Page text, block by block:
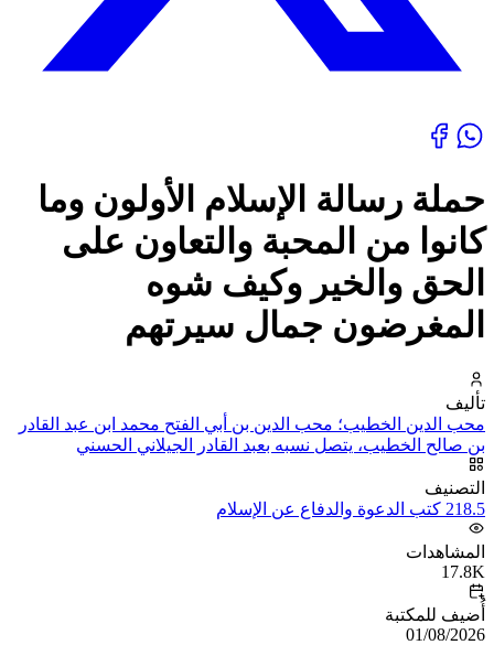
حملة رسالة الإسلام الأولون وما
كانوا من المحبة والتعاون على
الحق والخير وكيف شوه
المغرضون جمال سيرتهم
تأليف
محب الدين الخطيب؛ محب الدين بن أبي الفتح محمد ابن عبد القادر
بن صالح الخطيب، يتصل نسبه بعبد القادر الجيلاني الحسني
التصنيف
218.5 كتب الدعوة والدفاع عن الإسلام
المشاهدات
17.8K
أُضيف للمكتبة
01/08/2026